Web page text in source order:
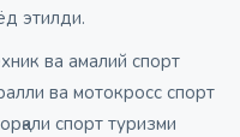
этилди.
ва амалий спорт
ва мотокросс спорт
спорт туризми